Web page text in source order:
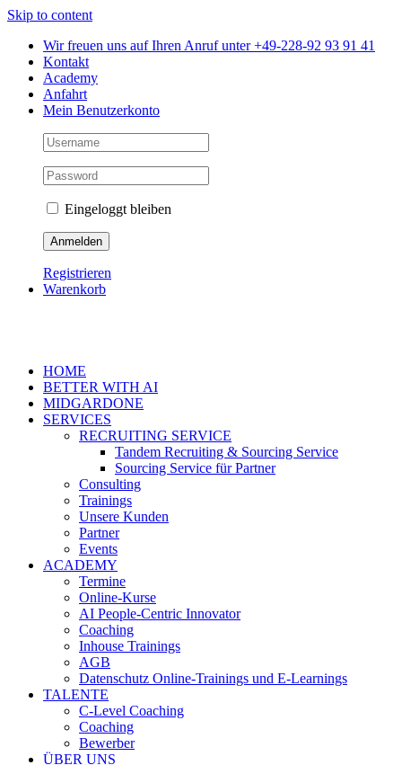
Skip to content
Wir freuen uns auf Ihren Anruf unter +49-228-92 93 91 41
Kontakt
Academy
Anfahrt
Mein Benutzerkonto
Eingeloggt bleiben
Registrieren
Warenkorb
HOME
BETTER WITH AI
MIDGARDONE
SERVICES
RECRUITING SERVICE
Tandem Recruiting & Sourcing Service
Sourcing Service für Partner
Consulting
Trainings
Unsere Kunden
Partner
Events
ACADEMY
Termine
Online-Kurse
AI People-Centric Innovator
Coaching
Inhouse Trainings
AGB
Datenschutz Online-Trainings und E-Learnings
TALENTE
C-Level Coaching
Coaching
Bewerber
ÜBER UNS